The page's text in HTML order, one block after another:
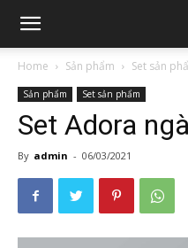
Home Sản phẩm Set sản
Sản phẩm Set sản phẩm
Set Adora
By admin - 06/03/2021